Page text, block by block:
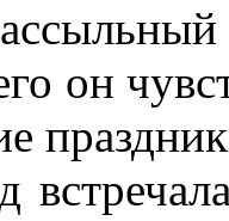
он